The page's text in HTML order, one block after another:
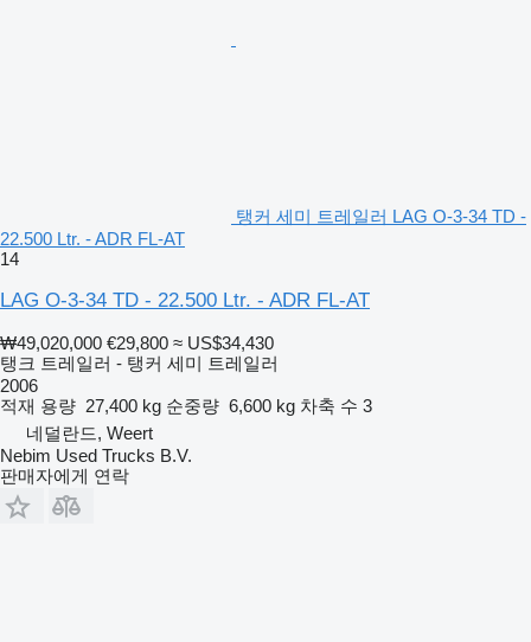
탱커 세미 트레일러 LAG O-3-34 TD -
22.500 Ltr. - ADR FL-AT
14
LAG O-3-34 TD - 22.500 Ltr. - ADR FL-AT
₩49,020,000 €29,800 ≈ US$34,430
탱크 트레일러 - 탱커 세미 트레일러
2006
적재 용량 27,400 kg 순중량 6,600 kg 차축 수 3
네덜란드, Weert
Nebim Used Trucks B.V.
판매자에게 연락